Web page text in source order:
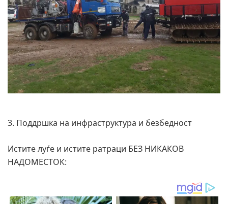
3. Поддршка на инфраструктура и безбедност
Истите луѓе и истите ратраци БЕЗ НИКАКОВ
НАДОМЕСТОК: